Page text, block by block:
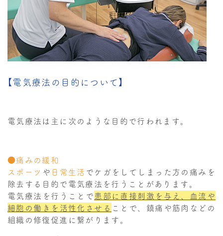
【電気療法の目的について】
電気療法は主に次のような目的で行われます。
●痛みの緩和
スポーツ や 日常生活 でケガをしてしまった方の痛みを
除去する目的で電気療法を行うことがあります。
電気療法を行うことで患部に直接刺激を与え、血流や
細胞の働きを活性化させる ことで、鎮痛や筋肉などの
組織の修復促進に繋がります。